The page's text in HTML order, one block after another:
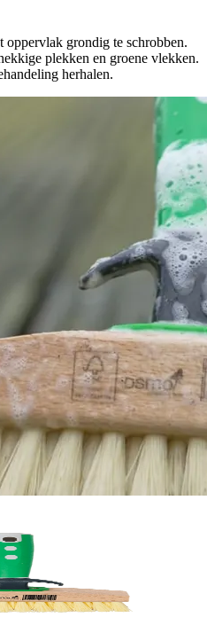
oppervlak grondig te schrobben.
plekken en groene vlekken.
herhalen.